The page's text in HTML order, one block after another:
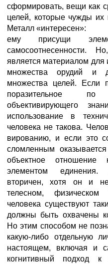
сформировать, вещи как
целей, которые чужды их
Металл «интересен»:
ему присущи
самосоотнесенности.
является материалом для
множества орудий и
множества целей. Если
поразительное
объективирующего
использование в
человека не такова.
вированию, и если это
сломленным
объектное отношение
элементом единения.
вторичен, хотя он и не
телесном,
человека существуют
должны быть охвачены
Но этим способом не
какую-либо отдельную
настоящем, включая и
когнитивный подход